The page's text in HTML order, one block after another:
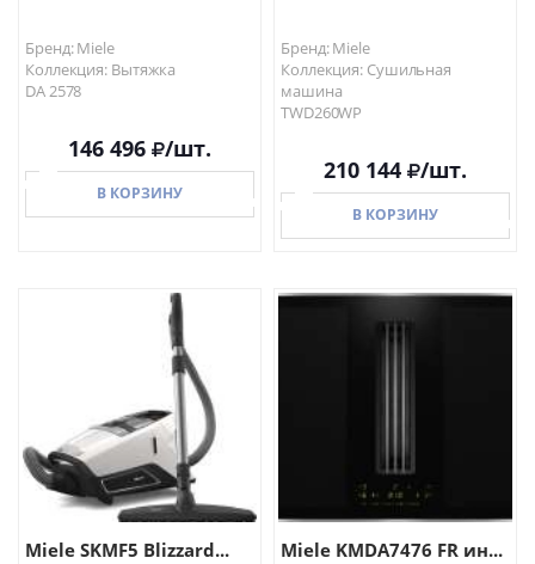
Бренд: Miele
Коллекция: Вытяжка
DA 2578
146 496 /шт.
В КОРЗИНУ
В КОРЗИНУ
Бренд: Miele
Коллекция: Сушильная
машина
TWD260WP
210 144 /шт.
В КОРЗИНУ
В КОРЗИНУ
Miele SKMF5 Blizzard... Miele KMDA7476 FR ин...